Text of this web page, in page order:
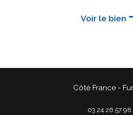
Voir le bien
Côté France -
03 24 26 57 98